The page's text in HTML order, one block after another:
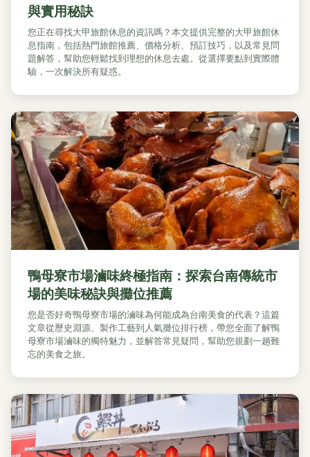
與實用秘訣
您正在尋找大甲旅館休息的資訊嗎？本文提供完整的大甲旅館休
息指南，包括熱門旅館推薦、價格分析、預訂技巧，以及常見問
題解答，幫助您輕鬆找到理想的休息去處。從選擇要點到實際體
驗，一次解決所有疑惑。
鴨母寮市場滷味終極指南：探索台南傳統市
場的美味秘訣與攤位推薦
您是否好奇鴨母寮市場的滷味為何能成為台南美食的代表？這篇
文章從歷史淵源、製作工藝到人氣攤位排行榜，帶您全面了解鴨
母寮市場滷味的獨特魅力，並解答常見疑問，幫助您規劃一趟難
忘的美食之旅。